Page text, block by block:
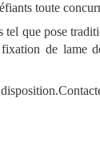
toute
que pose
de lame